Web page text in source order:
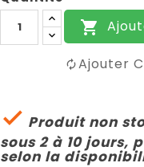

Ajouter
 Produit non
sous 2 à 10 jours,
selon la